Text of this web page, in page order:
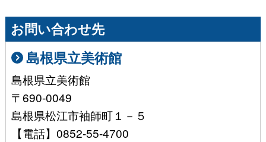
お問い合わせ先
島根県立美術館
島根県立美術館
〒690-0049
島根県松江市袖師町１－５
【電話】0852-55-4700